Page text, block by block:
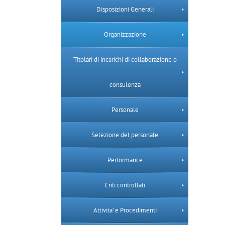
Disposizioni Generali
Organizzazione
Titolari di incarichi di collaborazione o
consulenza
Personale
Selezione del personale
Performance
Enti controllati
Attivita’ e Procedimenti